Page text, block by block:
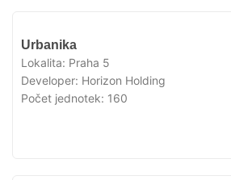
Urbanika
Lokalita: Praha 5
Developer: Horizon Holding
Počet jednotek: 160